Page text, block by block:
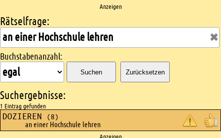
Anzeigen
Kreuzworträtsel suchen
Rätselfrage:
Buchstabenanzahl:
Suchen Zurücksetzen
Suchergebnisse:
1 Eintrag gefunden
DOZIEREN (8)
an einer Hochschule lehren